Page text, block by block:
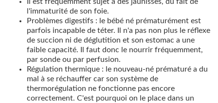
l'immaturité de son foie.
Problèmes digestifs : le bébé né prématurément est
parfois incapable de téter. Il n'a pas non plus le réflexe
de succion ni de déglutition et son estomac a une
faible capacité. Il faut donc le nourrir fréquemment,
par sonde ou par perfusion.
Régulation thermique : le nouveau-né prématuré a du
mal à se réchauffer car son système de
thermorégulation ne fonctionne pas encore
correctement. C'est pourquoi on le place dans un